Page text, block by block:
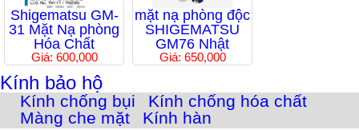
Shigematsu GM-
31 Mặt Nạ phòng
Hóa Chất
Giá: 600,000
mặt nạ phòng độc
SHIGEMATSU
GM76 Nhật
Giá: 650,000
Kính bảo hộ
Kính chống bụi
Kính chống hóa chất
Màng che mặt
Kính hàn